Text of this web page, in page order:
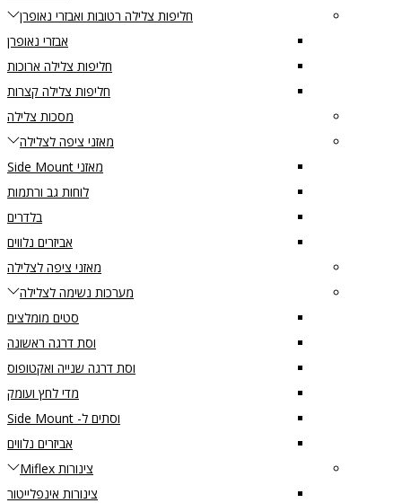
חליפות צלילה רטובות ואבזרי נאופרן
אבזרי נאופרן
חליפות צלילה ארוכות
חליפות צלילה קצרות
מסכות צלילה
מאזני ציפה לצלילה
מאזני Side Mount
לוחות גב ורתמות
בלדרים
אביזרים נלווים
מאזני ציפה לצלילה
מערכות נשימה לצלילה
סטים מומלצים
וסת דרגה ראשונה
וסת דרגה שנייה ואקטופוס
מדי לחץ ועומק
וסתים ל- Side Mount
אביזרים נלווים
צינורות Miflex
צינורות אינפלייטור